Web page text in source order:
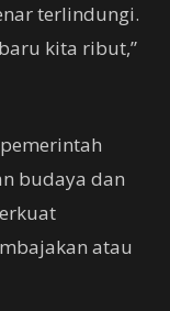
terlindungi.
kita ribut,”
budaya dan
atau